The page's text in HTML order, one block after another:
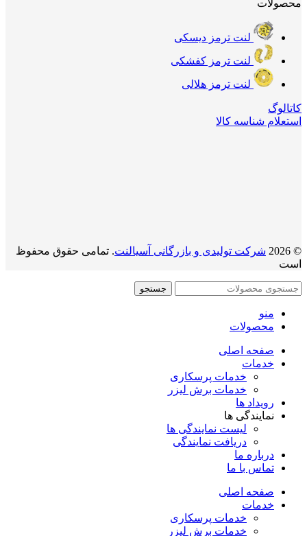
محصولات
لنت ترمز دیسکی
لنت ترمز کفشکی
لنت ترمز هلالی
کاتالوگ
استعلام شناسه کالا
© 2026 شرکت تولیدی و بازرگانی آسیالنت. تمامی حقوق محفوظ
است
جستجو
منو
محصولات
صفحه اصلی
خدمات
خدمات پرسکاری
خدمات برش لیزر
رویداد ها
نمایندگی ها
لیست نمایندگی ها
دریافت نمایندگی
درباره ما
تماس با ما
صفحه اصلی
خدمات
خدمات پرسکاری
خدمات برش لیزر